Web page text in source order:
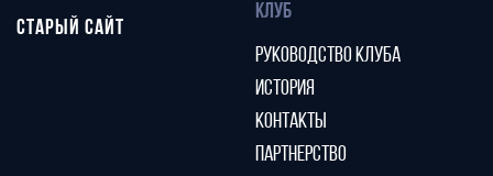
СТАРЫЙ САЙТ
КЛУБ
РУКОВОДСТВО КЛУБА
ИСТОРИЯ
КОНТАКТЫ
ПАРТНЕРСТВО